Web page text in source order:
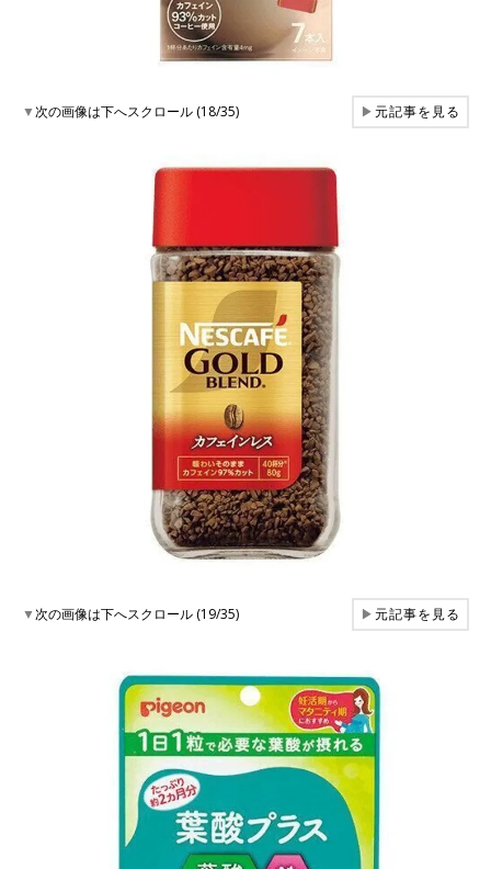
▼次の画像は下へスクロール (18/35) ▶元記事を見る
▼次の画像は下へスクロール (19/35) ▶元記事を見る